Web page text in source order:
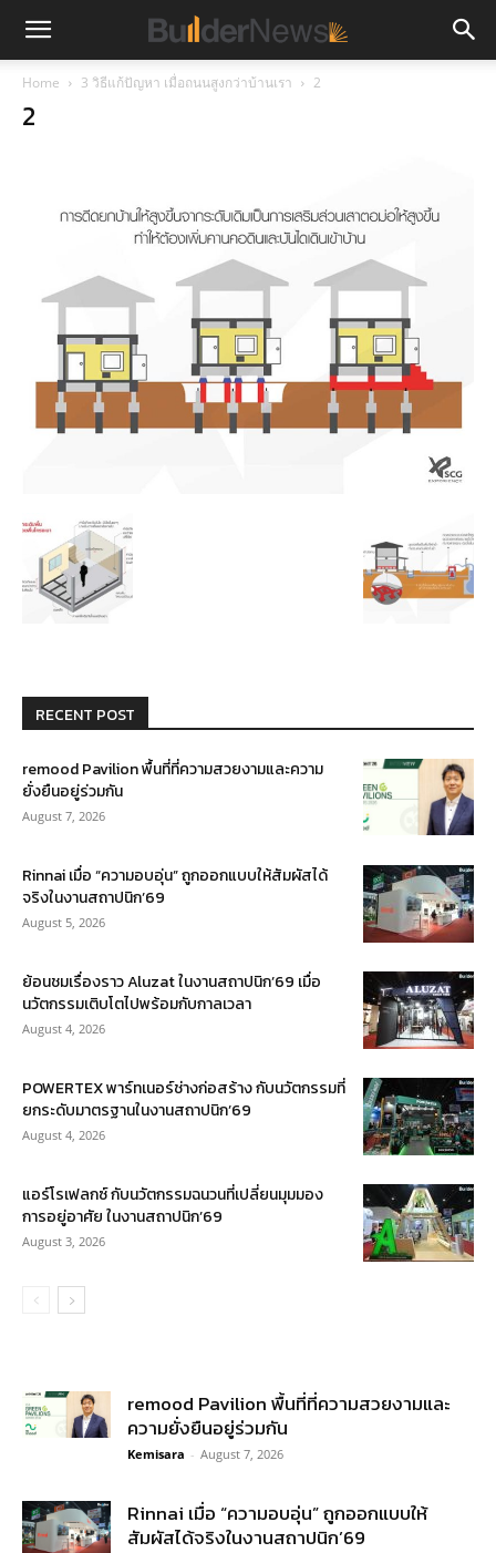
Home 3 วิธีแก้ปัญหา เมื่อถนนสูงกว่าบ้านเรา 2
2
RECENT POST
remood Pavilion พื้นที่ที่ความสวยงามและความ
ยั่งยืนอยู่ร่วมกัน
August 7, 2026
Rinnai เมื่อ “ความอบอุ่น” ถูกออกแบบให้สัมผัสได้
จริงในงานสถาปนิก’69
August 5, 2026
ย้อนชมเรื่องราว Aluzat ในงานสถาปนิก’69 เมื่อ
นวัตกรรมเติบโตไปพร้อมกับกาลเวลา
August 4, 2026
POWERTEX พาร์ทเนอร์ช่างก่อสร้าง กับนวัตกรรมที่
ยกระดับมาตรฐานในงานสถาปนิก’69
August 4, 2026
แอร์โรเฟลกซ์ กับนวัตกรรมฉนวนที่เปลี่ยนมุมมอง
การอยู่อาศัย ในงานสถาปนิก’69
August 3, 2026
remood Pavilion พื้นที่ที่ความสวยงามและ
ความยั่งยืนอยู่ร่วมกัน
Kemisara - August 7, 2026
Rinnai เมื่อ “ความอบอุ่น” ถูกออกแบบให้
สัมผัสได้จริงในงานสถาปนิก’69